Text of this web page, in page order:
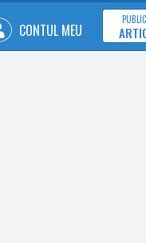
CONTUL MEU